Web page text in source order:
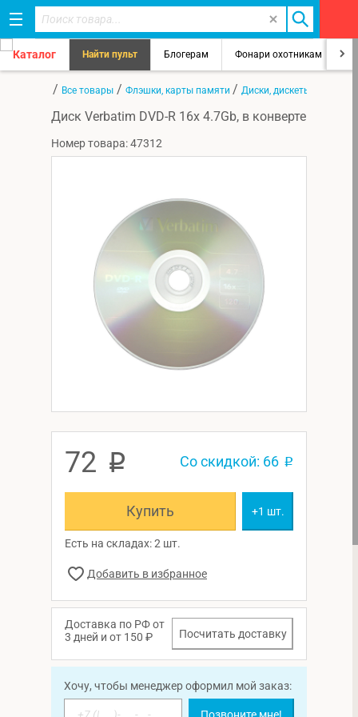
Каталог Найти пульт Блогерам Фонари охотникам
/ Все товары / Флэшки, карты памяти / Диски, дискеты, кассеты
Диск Verbatim DVD-R 16x 4.7Gb, в конверте
Номер товара: 47312
72 p Со скидкой: 66 p
Купить +1 шт.
Есть на складах: 2 шт.
Доставка по РФ от
3 дней и от 150 ₽
Посчитать доставку
Хочу, чтобы менеджер оформил мой заказ:
Позвоните мне!